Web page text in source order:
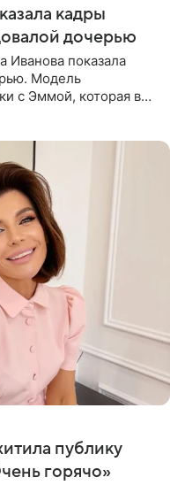
кадры
дочерью
Иванова показала
Модель
с Эммой, которая в
публику
горячо»